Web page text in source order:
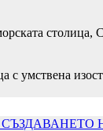
столица,
с умствена